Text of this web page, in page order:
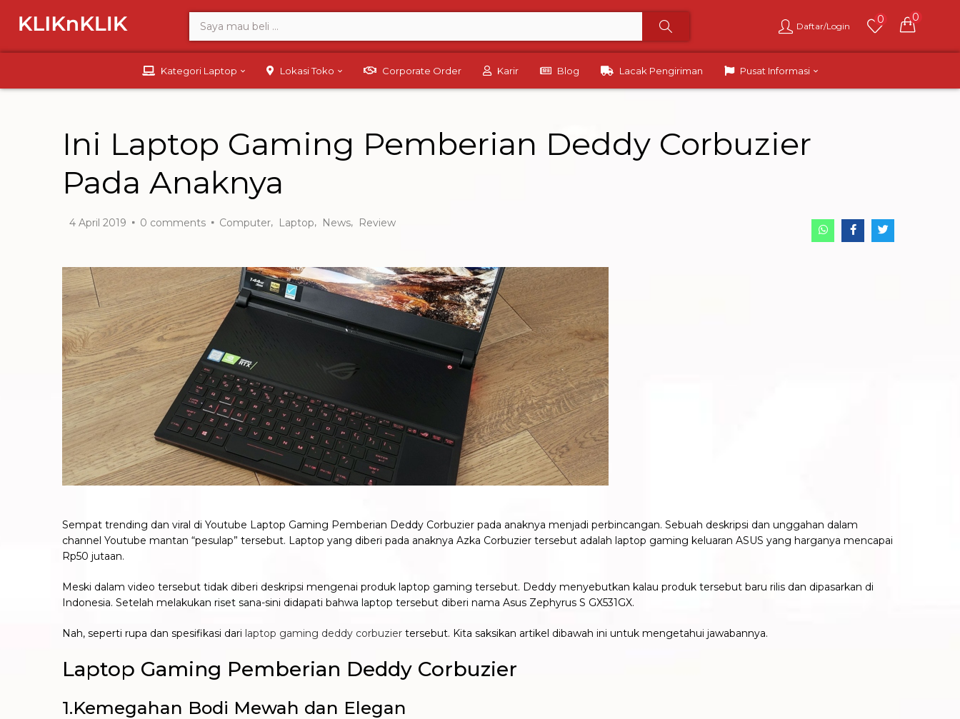
Daftar/Login
0 0
Kategori Laptop Lokasi Toko Corporate Order Karir Blog Lacak Pengiriman Pusat Informasi
Ini Laptop Gaming Pemberian Deddy Corbuzier
Pada Anaknya
4 April 2019 0 comments Computer, Laptop, News, Review
Sempat trending dan viral di Youtube Laptop Gaming Pemberian Deddy Corbuzier pada anaknya menjadi perbincangan. Sebuah deskripsi dan unggahan dalam
channel Youtube mantan “pesulap” tersebut. Laptop yang diberi pada anaknya Azka Corbuzier tersebut adalah laptop gaming keluaran ASUS yang harganya mencapai
Rp50 jutaan.
Meski dalam video tersebut tidak diberi deskripsi mengenai produk laptop gaming tersebut. Deddy menyebutkan kalau produk tersebut baru rilis dan dipasarkan di
Indonesia. Setelah melakukan riset sana-sini didapati bahwa laptop tersebut diberi nama Asus Zephyrus S GX531GX.
Nah, seperti rupa dan spesifikasi dari laptop gaming deddy corbuzier tersebut. Kita saksikan artikel dibawah ini untuk mengetahui jawabannya.
Laptop Gaming Pemberian Deddy Corbuzier
1.Kemegahan Bodi Mewah dan Elegan